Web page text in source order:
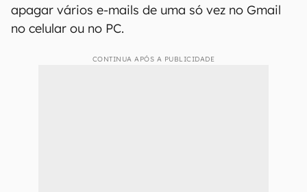
apagar vários e-mails de uma só vez no Gmail
no celular ou no PC.
CONTINUA APÓS A PUBLICIDADE